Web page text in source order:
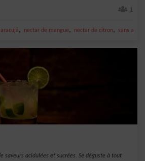
1
, nectar de mangue, nectar de citron, sans alcool
saveurs acidulées et sucrées. Se déguste à tout